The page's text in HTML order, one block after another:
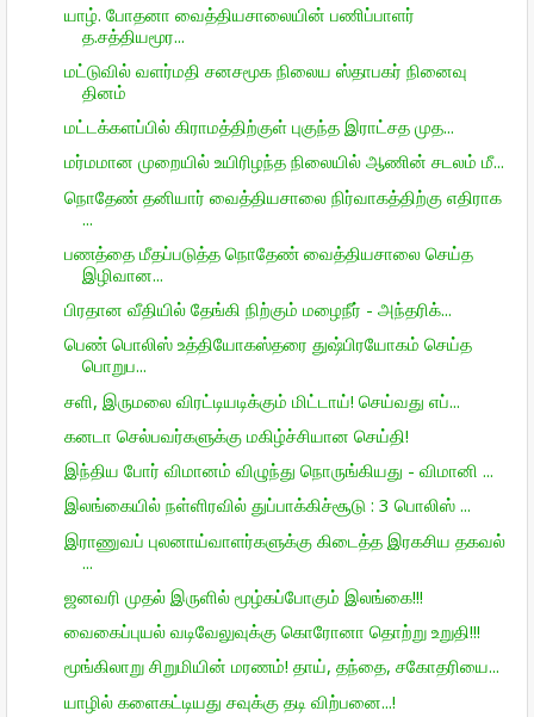
யாழ். போதனா வைத்தியசாலையின் பணிப்பாளர்
த.சத்தியமூர...
மட்டுவில் வளர்மதி சனசமூக நிலைய ஸ்தாபகர் நினைவு
தினம்
மட்டக்களப்பில் கிராமத்திற்குள் புகுந்த இராட்சத முத...
மர்மமான முறையில் உயிரிழந்த நிலையில் ஆணின் சடலம் மீ...
நொதேண் தனியார் வைத்தியசாலை நிர்வாகத்திற்கு எதிராக
...
பணத்தை மீதப்படுத்த நொதேண் வைத்தியசாலை செய்த
இழிவான...
பிரதான வீதியில் தேங்கி நிற்கும் மழைநீர் - அந்தரிக்...
பெண் பொலிஸ் உத்தியோகஸ்தரை துஷ்பிரயோகம் செய்த
பொறுப...
சளி, இருமலை விரட்டியடிக்கும் மிட்டாய்! செய்வது எப்...
கனடா செல்பவர்களுக்கு மகிழ்ச்சியான செய்தி!
இந்திய போர் விமானம் விழுந்து நொருங்கியது - விமானி ...
இலங்கையில் நள்ளிரவில் துப்பாக்கிச்சூடு : 3 பொலிஸ் ...
இராணுவப் புலனாய்வாளர்களுக்கு கிடைத்த இரகசிய தகவல்
...
ஜனவரி முதல் இருளில் மூழ்கப்போகும் இலங்கை!!!
வைகைப்புயல் வடிவேலுவுக்கு கொரோனா தொற்று உறுதி!!!
மூங்கிலாறு சிறுமியின் மரணம்! தாய், தந்தை, சகோதரியை...
யாழில் களைகட்டியது சவுக்கு தடி விற்பனை...!